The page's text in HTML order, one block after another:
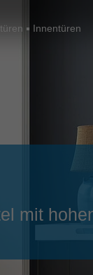
(日本)
Innentüren
mit